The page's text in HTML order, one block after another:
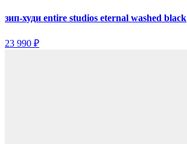
зип-худи entire studios eternal washed black
23 990 ₽